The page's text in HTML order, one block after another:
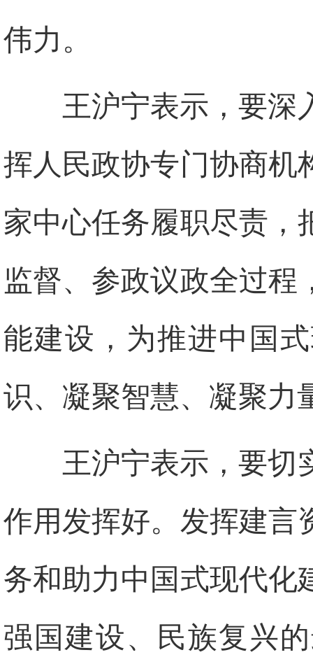
伟力。
王沪宁表示，要深
挥人民政协专门协商机
家中心任务履职尽责，
监督、参政议政全过程
能建设，为推进中国
识、凝聚智慧、凝聚力
王沪宁表示，要切
作用发挥好。发挥建言
务和助力中国式现代化
强国建设、民族复兴